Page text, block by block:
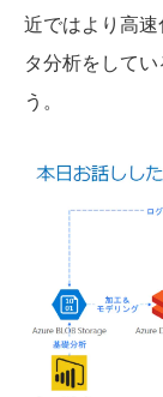
近ではより高
タ分析をして
う。